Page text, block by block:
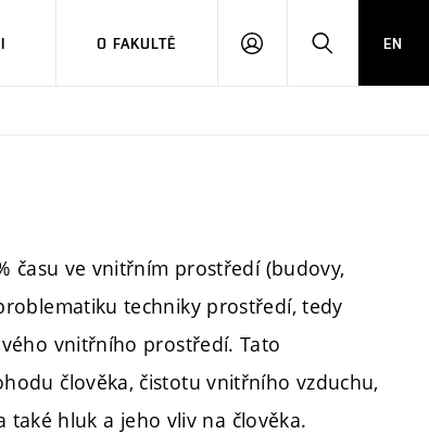
O FAKULTĚ
PŘIHLÁŠENÍHLEDAT
EN
času ve vnitřním prostředí (budovy,
techniky prostředí, tedy
vnitřního prostředí. Tato
člověka, čistotu vnitřního vzduchu,
hluk a jeho vliv na člověka.